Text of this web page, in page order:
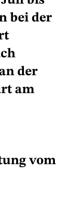
bei der
der
am
vom